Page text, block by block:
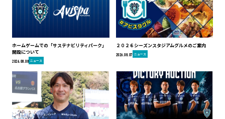
ホームゲームでの「サステナビリティパーク」
開設について
2026.08.08 ニュース
２０２６シーズンスタジアムグルメのご案内
2026.08.07 ニュース